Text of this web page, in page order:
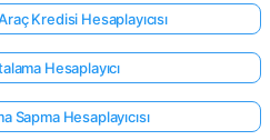
Kredisi Hesaplayıcısı
Hesaplayıcı
Sapma Hesaplayıcısı